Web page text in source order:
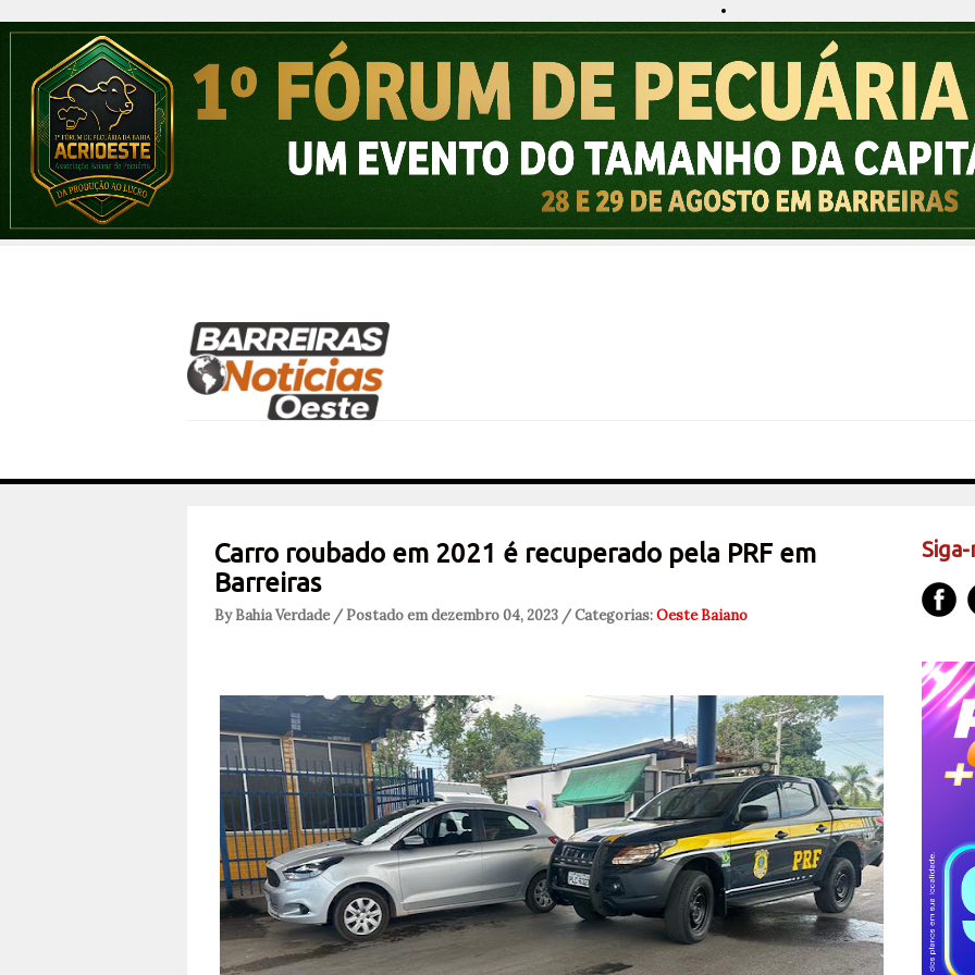
Carro roubado em 2021 é recuperado pela PRF em
Barreiras
By Bahia Verdade / Postado em dezembro 04, 2023 / Categorias:Oeste Baiano